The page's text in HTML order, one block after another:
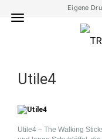
Eigene
Utile4
Utile4 – The Walking